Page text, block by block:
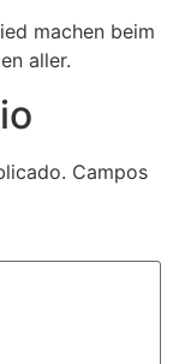
machen beim
aller.
Campos